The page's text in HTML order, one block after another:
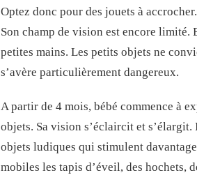
Optez donc pour des jouets à
Son champ de vision est encore
petites mains. Les petits objets ne
s’avère particulièrement dangereux.
A partir de 4 mois, bébé commence à
objets. Sa vision s’éclaircit et
objets ludiques qui stimulent
mobiles les tapis d’éveil, des hochets,